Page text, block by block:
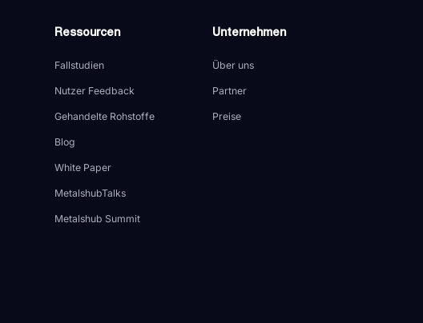
Ressourcen
Fallstudien
Nutzer Feedback
Gehandelte Rohstoffe
Blog
White Paper
MetalshubTalks
Metalshub Summit
Unternehmen
Über uns
Partner
Preise